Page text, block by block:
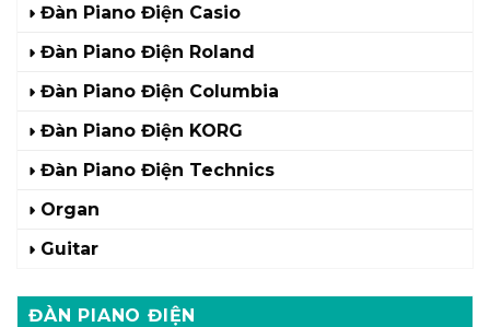
Đàn Piano Điện Casio
Đàn Piano Điện Roland
Đàn Piano Điện Columbia
Đàn Piano Điện KORG
Đàn Piano Điện Technics
Organ
Guitar
ĐÀN PIANO ĐIỆN